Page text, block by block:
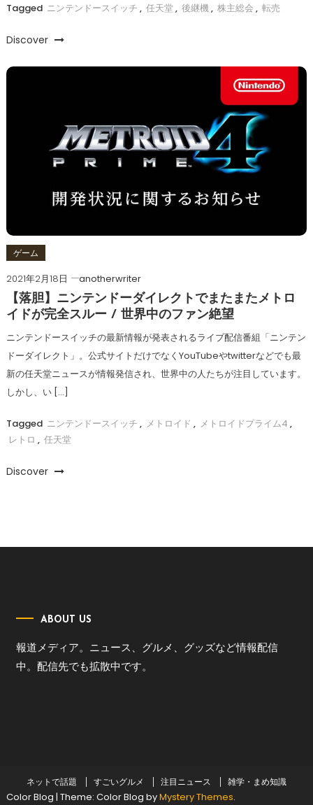
Tagged ニンテンドースイッチ , 任天堂, 後継機, 株主総会 , 転売
Discover
ゲーム
2021年2月18日
anotherwriter
【落胆】ニンテンドーダイレクトでまたまたメトロ
イドが完全スルー / 世界中のファン絶望
ニンテンドースイッチの最新情報が発表されるライブ配信番組「ニンテン
ドーダイレクト」。公式サイトだけでなくYouTubeやtwitterなどでも最
新の任天堂ニュースが情報発信され、世界中の人たちが注目しています。
しかし、い […]
Tagged ニンテンドースイッチ , メトロイド , メトロイドプライム4 ,
レトロ , 任天堂
Discover
ABOUT US
報道メディア。ニュース、グルメ、グッズなど情報配信
中。配信先でも拡散中です。
ネットで話題 すごいグルメ 注目ニュース 雑学・まめ知識
Color Blog | Theme: Color Blog byMystery Themes.